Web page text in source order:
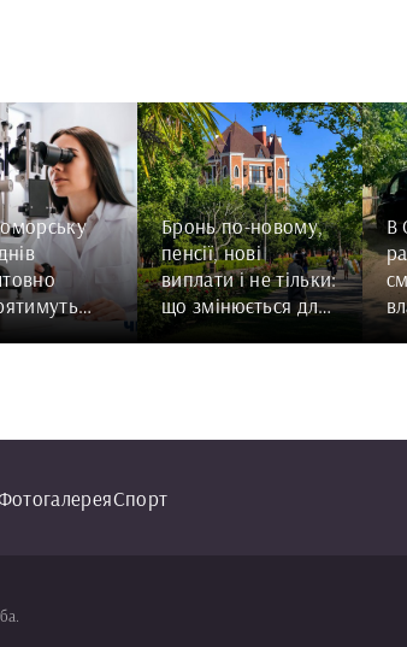
роботи
Бронь по-новому,
пенсії, нові
виплати і не тільки:
що змінюється для
В
Спорт